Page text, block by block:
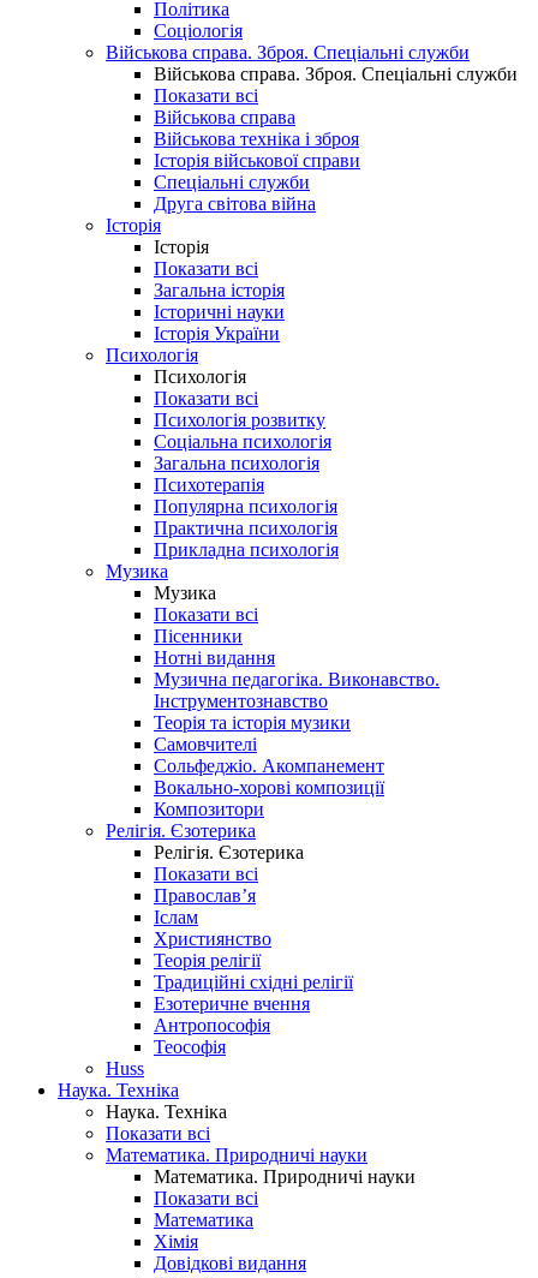
Політика
Соціологія
Військова справа. Зброя. Спеціальні служби
Військова справа. Зброя. Спеціальні служби
Показати всі
Військова справа
Військова техніка і зброя
Історія військової справи
Спеціальні служби
Друга світова війна
Історія
Історія
Показати всі
Загальна історія
Історичні науки
Історія України
Психологія
Психологія
Показати всі
Психологія розвитку
Соціальна психологія
Загальна психологія
Психотерапія
Популярна психологія
Практична психологія
Прикладна психологія
Музика
Музика
Показати всі
Пісенники
Нотні видання
Музична педагогіка. Виконавство.
Інструментознавство
Теорія та історія музики
Самовчителі
Сольфеджіо. Акомпанемент
Вокально-хорові композиції
Композитори
Релігія. Єзотерика
Релігія. Єзотерика
Показати всі
Православ’я
Іслам
Християнство
Теорія релігії
Традиційні східні релігії
Езотеричне вчення
Антропософія
Теософія
Huss
Наука. Техніка
Наука. Техніка
Показати всі
Математика. Природничі науки
Математика. Природничі науки
Показати всі
Математика
Хімія
Довідкові видання